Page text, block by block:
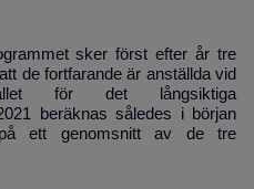
sker först efter år tre
de fortfarande är anställda vid
för det långsiktiga
beräknas således i början
ett genomsnitt
av de tre